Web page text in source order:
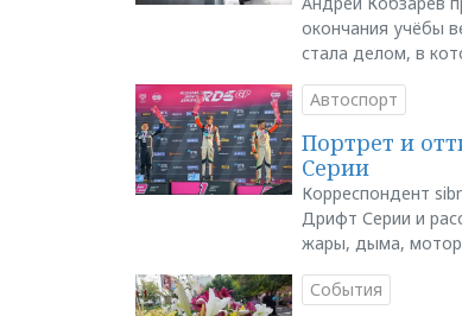
окончания учёбы
стала делом, в
Автоспорт
Портрет и
Серии
Корреспондент
Дрифт Серии и
жары, дыма,
События